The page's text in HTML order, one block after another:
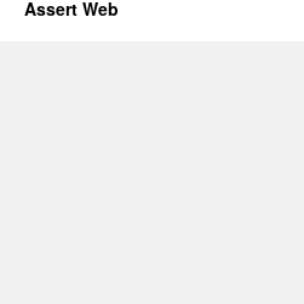
Assert Web